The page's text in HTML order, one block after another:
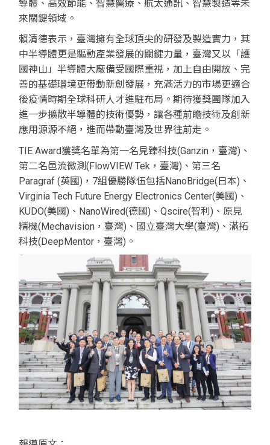
導體、高效節能、智慧醫療、航太通訊、智慧製造等未
來關鍵領域。
賴清德表示，臺灣擁有全球頂尖的研發及製造實力，其
中半導體更是驅動產業發展的關鍵力量，臺灣又以「護
國神山」半導體大廠備受國際重視，加上自由開放、完
善的基礎環境更帶動新創發展，充滿活力的市場更適合
後疫情時期全球科研人才進駐布局。期待獲獎團隊加入
進一步擴散半導體的技術優勢，讓各種前瞻技術及創新
應用源源不絕，進而帶動臺灣及世界往前走。
TIE Award獲獎名單為第一名見臻科技(Ganzin，臺灣)、
第二名邑流微測(FlowVIEW Tek ，臺灣)、第三名
Paragraf (英國)，7組優勝隊伍包括NanoBridge(日本)、
Virginia Tech Future Energy Electronics Center(美國)、
KUDO(美國)、NanoWired(德國)、Qscire(智利)、原見
精機(Mechavision，臺灣)、國立臺灣大學(臺灣)、滿拓
科技(DeepMentor，臺灣)。